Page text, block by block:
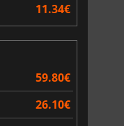
11.34€
59.80€
26.10€